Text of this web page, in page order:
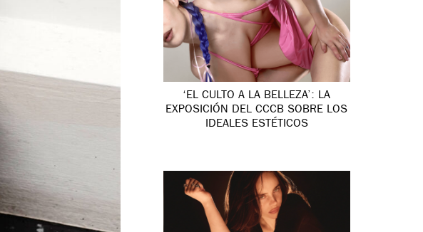
‘EL CULTO A LA BELLEZA’: LA
EXPOSICIÓN DEL CCCB SOBRE LOS
IDEALES ESTÉTICOS